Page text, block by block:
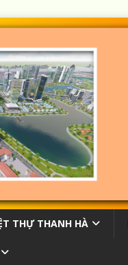
THỰ THANH HÀ